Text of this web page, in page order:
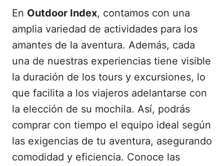
En Outdoor Index, contamos con una
amplia variedad de actividades para los
amantes de la aventura. Además, cada
una de nuestras experiencias tiene visible
la duración de los tours y excursiones, lo
que facilita a los viajeros adelantarse con
la elección de su mochila. Así, podrás
comprar con tiempo el equipo ideal según
las exigencias de tu aventura, asegurando
comodidad y eficiencia. Conoce las